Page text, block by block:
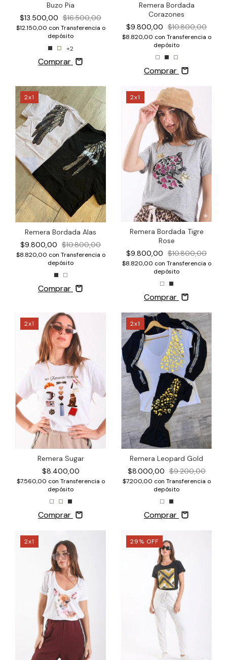
Buzo Pia
$13.500,00 $16.500,00
$12.150,00 con Transferencia o
depósito
+2
Comprar
Remera Bordada
Corazones
$9.800,00 $10.800,00
$8.820,00 con Transferencia o
depósito
Comprar
2x1
Remera Bordada Alas
$9.800,00 $10.800,00
$8.820,00 con Transferencia o
depósito
Comprar
2x1
Remera Bordada Tigre
Rose
$9.800,00 $10.800,00
$8.820,00 con Transferencia o
depósito
Comprar
2x1
Remera Sugar
$8.400,00
$7.560,00 con Transferencia o
depósito
Comprar
2x1
Remera Leopard Gold
$8.000,00 $9.200,00
$7.200,00 con Transferencia o
depósito
Comprar
2x1 29% OFF